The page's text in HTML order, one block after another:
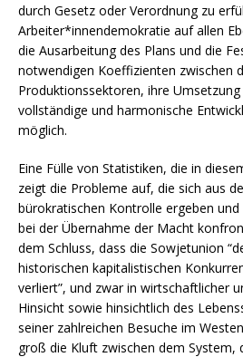
durch Gesetz oder Verordnung zu
Arbeiter*innendemokratie auf allen
die Ausarbeitung des Plans und die
notwendigen Koeffizienten zwischen
Produktionssektoren, ihre
vollständige und harmonische
möglich.
Eine Fülle von Statistiken, die in
zeigt die Probleme auf, die sich aus
bürokratischen Kontrolle ergeben
bei der Übernahme der Macht
dem Schluss, dass die Sowjetunion
historischen kapitalistischen
verliert”, und zwar in wirtschaftlicher
Hinsicht sowie hinsichtlich des
seiner zahlreichen Besuche im
groß die Kluft zwischen dem System,